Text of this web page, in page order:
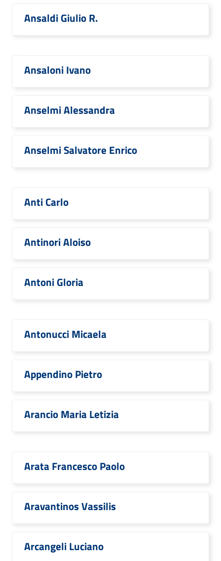
Ansaldi Giulio R.
Ansaloni Ivano
Anselmi Alessandra
Anselmi Salvatore Enrico
Anti Carlo
Antinori Aloiso
Antoni Gloria
Antonucci Micaela
Appendino Pietro
Arancio Maria Letizia
Arata Francesco Paolo
Aravantinos Vassilis
Arcangeli Luciano